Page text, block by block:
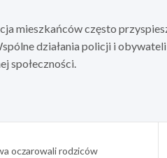
mieszkańców często
działania policji i
społeczności.
oczarowali rodziców